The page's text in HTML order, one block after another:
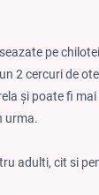
pe
2 cercuri de
şi poate fi
urma.
adulti, cit si